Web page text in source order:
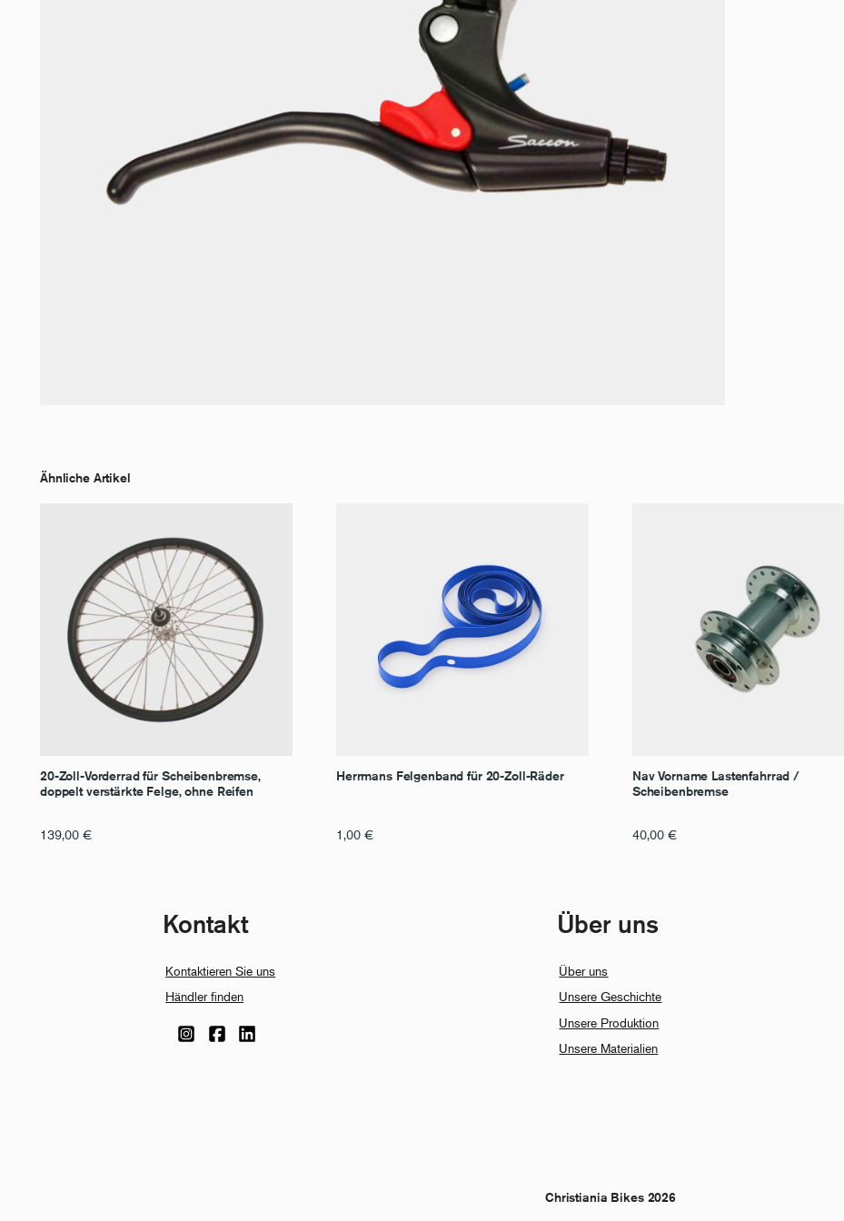
Ähnliche Artikel
20-Zoll-Vorderrad für Scheibenbremse,
doppelt verstärkte Felge, ohne Reifen
139,00 €
Herrmans Felgenband für 20-Zoll-Räder
1,00 €
Nav Vorname Lastenfahrrad /
Scheibenbremse
40,00 €
Kontakt
Kontaktieren Sie uns
Händler finden
Über uns
Über uns
Unsere Geschichte
Unsere Produktion
Unsere Materialien
Christiania Bikes 2026